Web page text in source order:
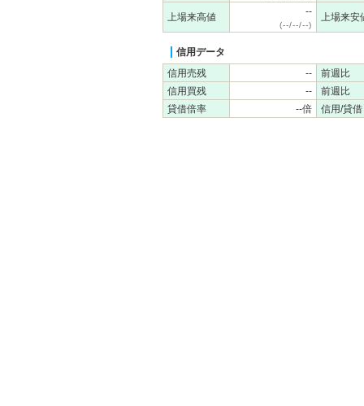
上場来高値 --
(--/--/--)
上場来安
信用データ
信用売残
--
前週比
信用買残
--
前週比
貸借倍率
--倍 信用/貸借